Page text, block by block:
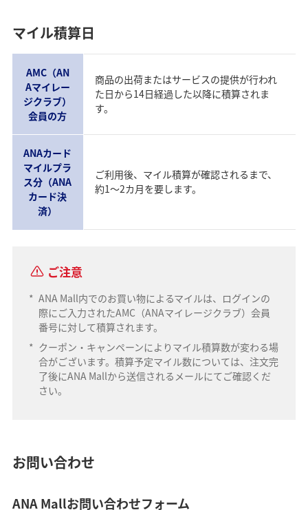
マイル積算日
AMC（AN
Aマイレー
ジクラブ）
会員の方
商品の出荷またはサービスの提供が行われ
た日から14日経過した以降に積算されま
す。
ANAカード
マイルプラ
ス分（ANA
カード決
済）
ご利用後、マイル積算が確認されるまで、
約1～2カ月を要します。
ご注意
* ANA Mall内でのお買い物によるマイルは、ログインの
際にご入力されたAMC（ANAマイレージクラブ）会員
番号に対して積算されます。
* クーポン・キャンペーンによりマイル積算数が変わる場
合がございます。積算予定マイル数については、注文完
了後にANA Mallから送信されるメールにてご確認くだ
さい。
お問い合わせ
ANA Mallお問い合わせフォーム